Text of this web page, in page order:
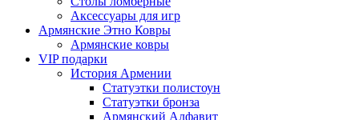
Аксессуары для игр
Армянские Этно Ковры
Армянские ковры
VIP подарки
История Армении
Статуэтки полистоун
Статуэтки бронза
Армянский Алфавит